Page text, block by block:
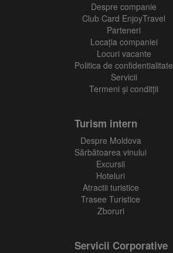
Despre companie
Club Card EnjoyTravel
Parteneri
Locaţia companiei
Locuri vacante
Politica de confidentialitate
Servicii
Termeni și conditții
Turism intern
Despre Moldova
Sărbătoarea vinului
Excursii
Hoteluri
Atractii turistice
Trasee Turistice
Zboruri
Servicii Corporative